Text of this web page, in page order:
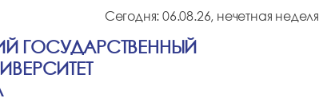
Сегодня: 06.08.26, нечетная неделя
ГОСУДАРСТВЕННЫЙ